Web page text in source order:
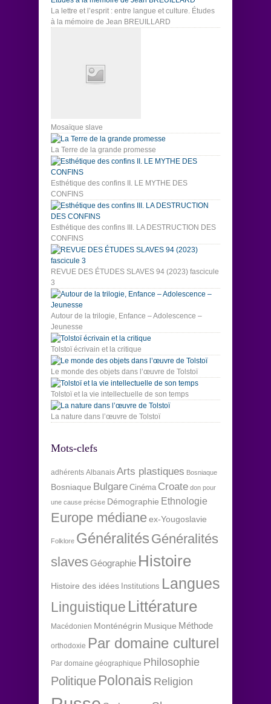
La lettre et l’esprit : entre langue et culture. Études
à la mémoire de Jean BREUILLARD
Mosaïque slave
La Terre de la grande promesse
Esthétique des confins II. LE MYTHE DES
CONFINS
Esthétique des confins III. LA DESTRUCTION DES
CONFINS
REVUE DES ÉTUDES SLAVES 94 (2023) fascicule
3
Autour de la trilogie, Enfance – Adolescence –
Jeunesse
Tolstoï écrivain et la critique
Le monde des objets dans l’œuvre de Tolstoï
Tolstoï et la vie intellectuelle de son temps
La nature dans l’œuvre de Tolstoï
Mots-clefs
adhérents Albanais Arts plastiques Bosniaque
Bosniaque Bulgare Cinéma Croate don pour
une cause précise Démographie Ethnologie
Europe médianeex-Yougoslavie
Folklore Généralités Généralités
slaves Géographie Histoire
Histoire des idées Institutions Langues
Linguistique Littérature
Macédonien Monténégrin Musique Méthode
orthodoxie Par domaine culturel
Par domaine géographique Philosophie
Politique Polonais Religion